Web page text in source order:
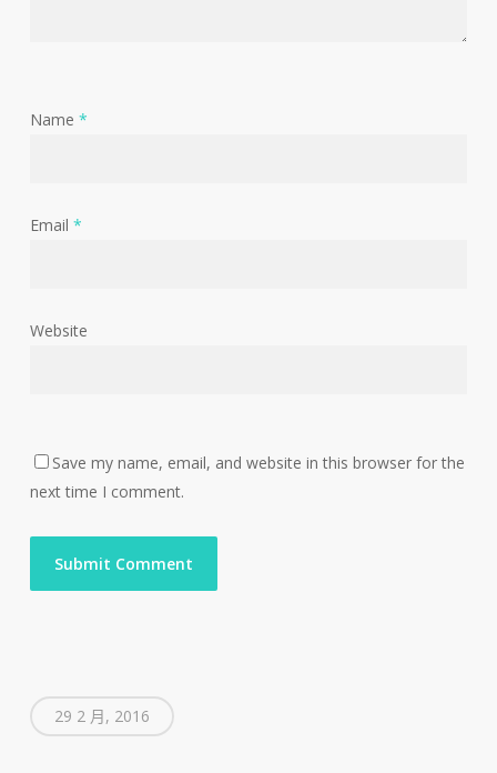
Name *
Email *
Website
Save my name, email, and website in this browser for the
next time I comment.
29 2 月, 2016